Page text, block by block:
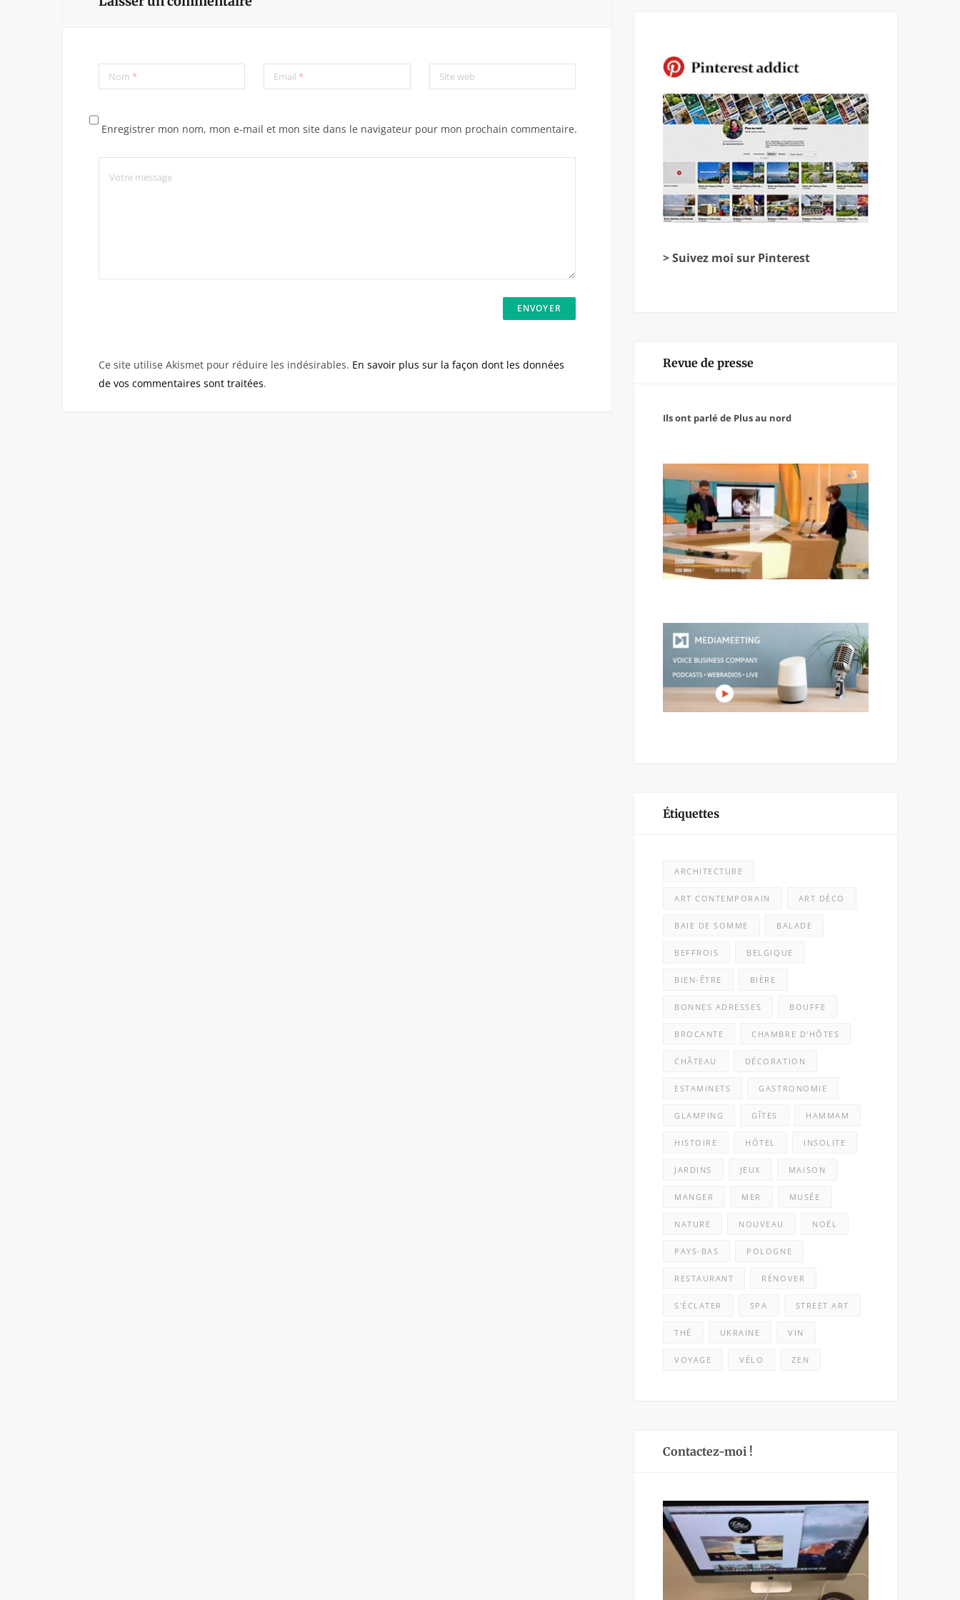
Nom * Email* Site web
Enregistrer mon nom, mon e-mail et mon site dans le navigateur pour mon prochain commentaire.
Ce site utilise Akismet pour réduire les indésirables. En savoir plus sur la façon dont les données
de vos commentaires sont traitées.
> Suivez moi sur Pinterest
Revue de presse
Ils ont parlé de Plus au nord
Étiquettes
ARCHITECTURE
ART CONTEMPORAIN ART DÉCO
BAIE DE SOMME BALADE
BEFFROIS BELGIQUE
BIEN-ÊTRE BIÈRE
BONNES ADRESSES BOUFFE
BROCANTE CHAMBRE D'HÔTES
CHÂTEAU DÉCORATION
ESTAMINETS GASTRONOMIE
GLAMPING GÎTES HAMMAM
HISTOIRE HÔTEL INSOLITE
JARDINS JEUX MAISON
MANGER MER MUSÉE
NATURE NOUVEAU NOËL
PAYS-BAS POLOGNE
RESTAURANT RÉNOVER
S'ÉCLATER SPA STREET ART
THÉ UKRAINE VIN
VOYAGE VÉLO ZEN
Contactez-moi !